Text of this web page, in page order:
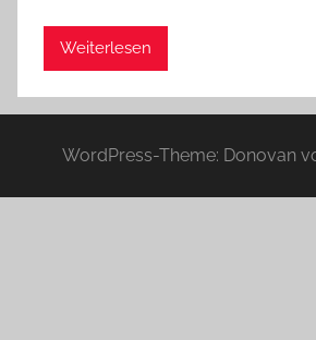
Weiterlesen
WordPress-Theme: Donovan